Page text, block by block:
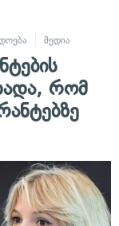
მედია
რომ